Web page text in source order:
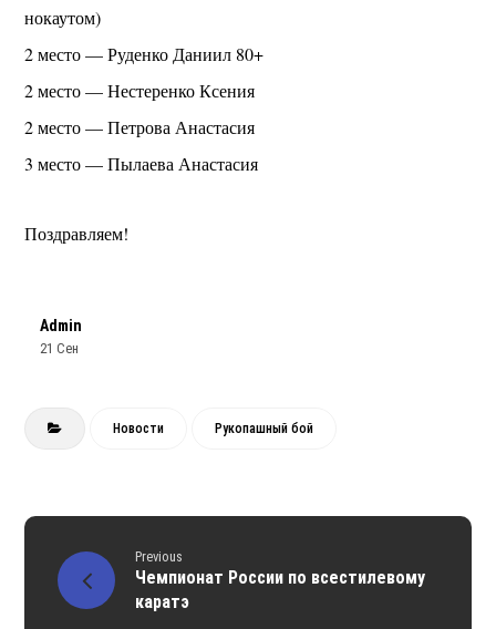
нокаутом)
2 место — Руденко Даниил 80+
2 место — Нестеренко Ксения
2 место — Петрова Анастасия
3 место — Пылаева Анастасия
Поздравляем!
Admin
21 Сен
Новости Рукопашный бой
Previous
Чемпионат России по всестилевому
каратэ